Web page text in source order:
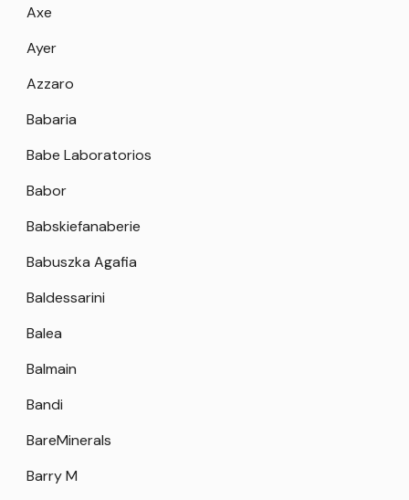
Axe
Ayer
Azzaro
Babaria
Babe Laboratorios
Babor
Babskiefanaberie
Babuszka Agafia
Baldessarini
Balea
Balmain
Bandi
BareMinerals
Barry M